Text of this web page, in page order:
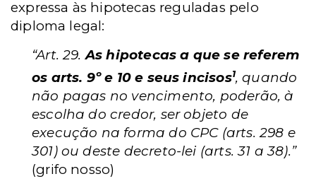
expressa às hipotecas reguladas pelo
diploma legal:
“Art. 29.As hipotecas a que se referem
os arts. 9º e 10 e seus incisos1, quando
não pagas no vencimento, poderão, à
escolha do credor, ser objeto de
execução na forma do CPC (arts. 298 e
301) ou deste decreto-lei (arts. 31 a 38).”
(grifo nosso)